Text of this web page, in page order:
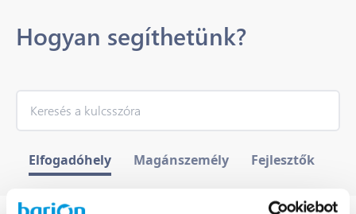
Hogyan segíthetünk?
Elfogadóhely Magánszemély Fejlesztők